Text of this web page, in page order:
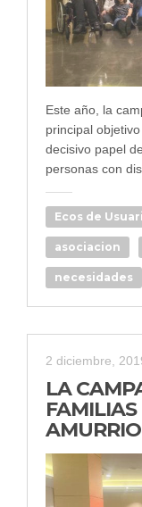
Este año, la
principal
decisivo papel
personas con
Ecos de
asociacion
necesidades
2 diciembre,
LA